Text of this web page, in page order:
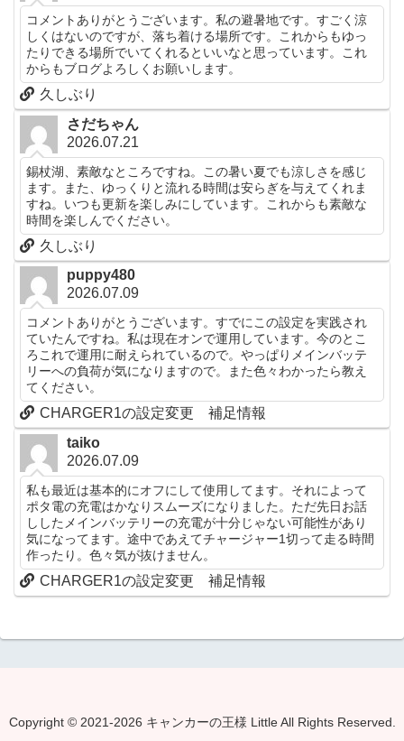
コメントありがとうございます。私の避暑地です。すごく涼
しくはないのですが、落ち着ける場所です。これからもゆっ
たりできる場所でいてくれるといいなと思っています。これ
からもブログよろしくお願いします。
久しぶり
さだちゃん
2026.07.21
錫杖湖、素敵なところですね。この暑い夏でも涼しさを感じ
ます。また、ゆっくりと流れる時間は安らぎを与えてくれま
すね。いつも更新を楽しみにしています。これからも素敵な
時間を楽しんでください。
久しぶり
puppy480
2026.07.09
コメントありがとうございます。すでにこの設定を実践され
ていたんですね。私は現在オンで運用しています。今のとこ
ろこれで運用に耐えられているので。やっぱりメインバッテ
リーへの負荷が気になりますので。また色々わかったら教え
てください。
CHARGER1の設定変更 補足情報
taiko
2026.07.09
私も最近は基本的にオフにして使用してます。それによって
ポタ電の充電はかなりスムーズになりました。ただ先日お話
ししたメインバッテリーの充電が十分じゃない可能性があり
気になってます。途中であえてチャージャー1切って走る時間
作ったり。色々気が抜けません。
CHARGER1の設定変更 補足情報
Copyright © 2021-2026 キャンカーの王様 Little All Rights Reserved.